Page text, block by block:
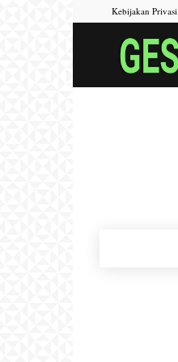
Kebijakan Privasi